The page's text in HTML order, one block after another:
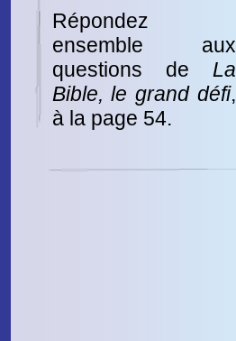
Répondez
ensemble aux
questions de La
Bible, le grand défi,
à la page 54.